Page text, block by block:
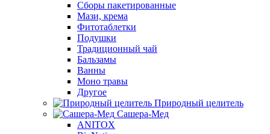
Сборы пакетированные
Мази, крема
Фитотаблетки
Подушки
Традиционный чай
Бальзамы
Ванны
Моно травы
Другое
Природный целитель
Сашера-Мед
ANITOX